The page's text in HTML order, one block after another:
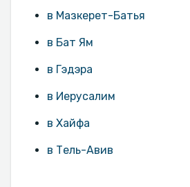
в Мазкерет-Батья
в Бат Ям
в Гэдэра
в Иерусалим
в Хайфа
в Тель-Авив‎